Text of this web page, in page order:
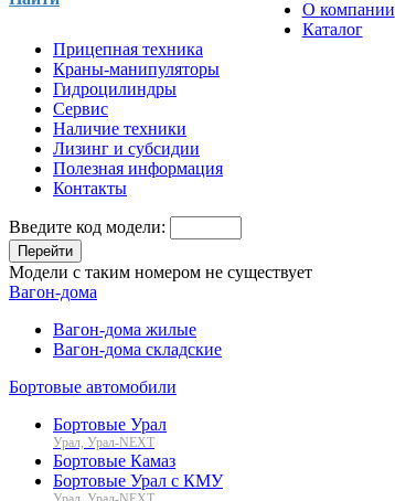
О компании
Каталог
Прицепная техника
Краны-манипуляторы
Гидроцилиндры
Сервис
Наличие техники
Лизинг и субсидии
Полезная информация
Контакты
Введите код модели:
Перейти
Модели с таким номером не существует
Вагон-дома
Вагон-дома жилые
Вагон-дома складские
Бортовые автомобили
Бортовые Урал
Урал, Урал-NEXT
Бортовые Камаз
Бортовые Урал с КМУ